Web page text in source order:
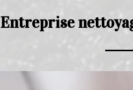
Entreprise